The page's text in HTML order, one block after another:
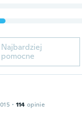
Najbardziej
pomocne
· 114 opinie